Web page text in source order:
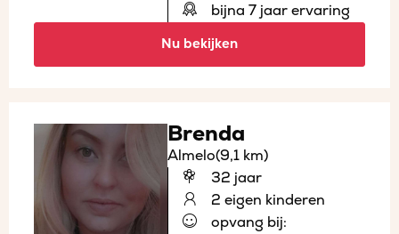
bijna 7 jaar ervaring
Nu bekijken
Brenda
Almelo(9,1 km)
32 jaar
2 eigen kinderen
opvang bij: